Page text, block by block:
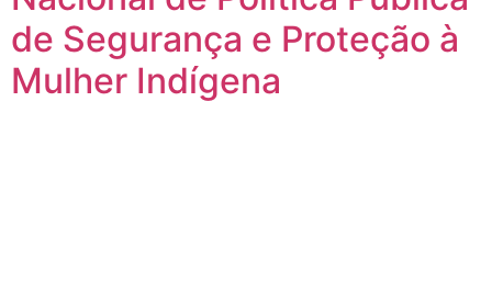
de Segurança e Proteção à
Mulher Indígena